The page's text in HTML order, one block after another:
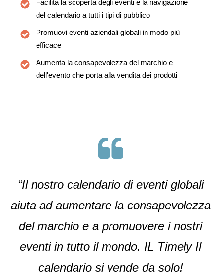
Facilita la scoperta degli eventi e la navigazione
del calendario a tutti i tipi di pubblico
Promuovi eventi aziendali globali in modo più
efficace
Aumenta la consapevolezza del marchio e
dell'evento che porta alla vendita dei prodotti
“Il nostro calendario di eventi globali
aiuta ad aumentare la consapevolezza
del marchio e a promuovere i nostri
eventi in tutto il mondo. IL Timely Il
calendario si vende da solo!